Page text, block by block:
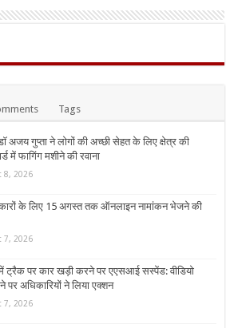
Tags
अजय गुप्ता ने लोगों की अच्छी सेहत के लिए क्षेत्र की
में फागिंग मशीने की रवाना
8, 2026
के लिए 15 अगस्त तक ऑनलाइन नामांकन भेजने की
7, 2026
ट्रैक पर कार खड़ी करने पर एएसआई सस्पेंड: वीडियो
पर अधिकारियों ने लिया एक्शन
7, 2026